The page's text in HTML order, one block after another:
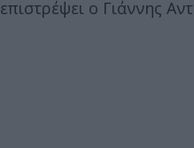
επιστρέψει ο Γιάννης